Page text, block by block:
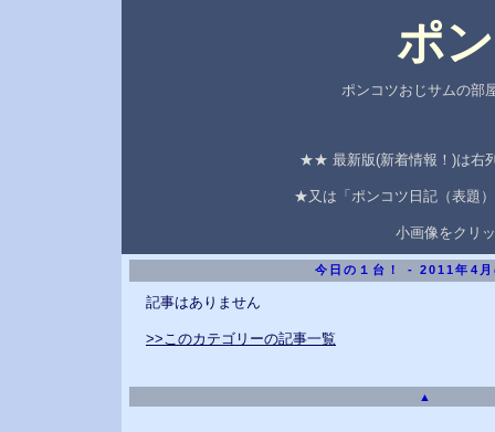
ポ
ポンコツおじサムの部
★★ 最新版(新着情報！)は右
★又は「ポンコツ日記（表題
小画像をクリ
今日の１台！ - 2011年4月
記事はありません
>>このカテゴリーの記事一覧
▲